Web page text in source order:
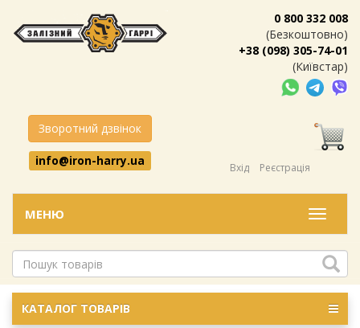
0 800 332 008
(Безкоштовно)
+38 (098) 305-74-01
(Київстар)
Зворотний дзвінок
info@iron-harry.ua
Вхід Реєстрація
Меню
МЕНЮ
КАТАЛОГ ТОВАРІВ